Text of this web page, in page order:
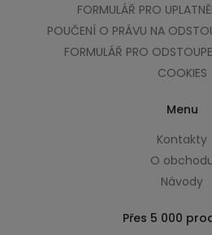
FORMULÁŘ PRO
POUČENÍ O PRÁVU NA
FORMULÁŘ PRO
COOKIES
Menu
Kontakty
O
Návody
Přes 5 000